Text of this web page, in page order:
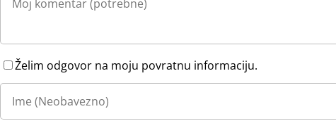
Želim odgovor na moju povratnu informaciju.